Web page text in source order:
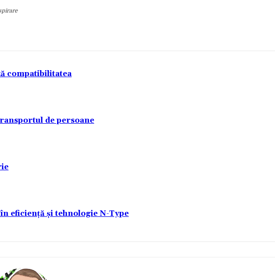
compatibilitatea
de persoane
eficiență și tehnologie N-Type